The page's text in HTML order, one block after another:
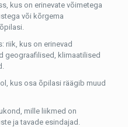
kus on erinevate võimetega
või kõrgema
riik, kus on erinevad
geograafilised, klimaatilised
kus osa õpilasi räägib muud
mille liikmed on
ja tavade esindajad.